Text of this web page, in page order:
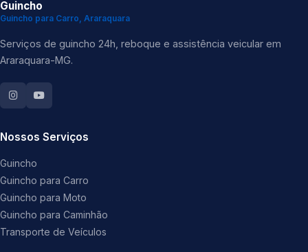
Guincho
Guincho para Carro, Araraquara
Serviços de guincho 24h, reboque e assistência veicular em
Araraquara-MG.
Nossos Serviços
Guincho
Guincho para Carro
Guincho para Moto
Guincho para Caminhão
Transporte de Veículos